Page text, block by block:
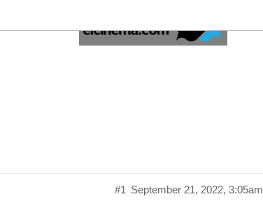
September 21, 2022, 3:05am
#1